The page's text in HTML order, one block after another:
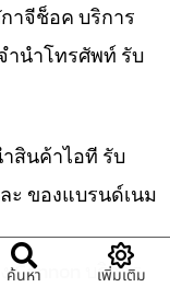
าจีช็อค บริการ
ำนำโทรศัพท์ รับ
สินค้าไอที รับ
ะ ของแบรนด์เนม
Cannon บริการ
ค้นหา เพิ่มเติม